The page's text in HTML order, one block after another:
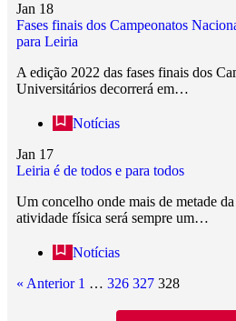
Jan 18
Fases finais dos Campeonatos
para Leiria
A edição 2022 das fases finais dos
Universitários decorrerá em…
Notícias
Jan 17
Leiria é de todos e para todos
Um concelho onde mais de metade
atividade física será sempre um…
Notícias
« Anterior 1 … 326 327 328